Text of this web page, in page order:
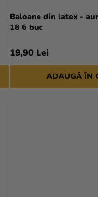
Baloane din latex -
18 6 buc
19,90 Lei
ADAUGĂ ÎN